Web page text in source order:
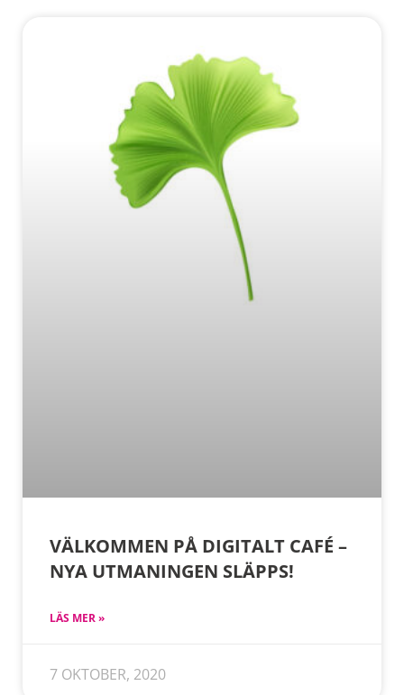
VÄLKOMMEN PÅ DIGITALT CAFÉ –
NYA UTMANINGEN SLÄPPS!
LÄS MER »
7 OKTOBER, 2020